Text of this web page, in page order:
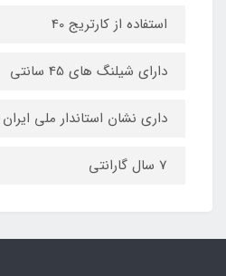
استفاده از کارتریج 40
دارای شیلنگ های 45 سانتی
داری نشان استاندار ملی ایران
7 سال گارانتی